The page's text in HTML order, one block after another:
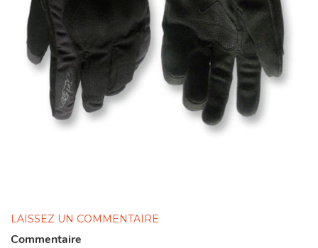
LAISSEZ UN COMMENTAIRE
Commentaire